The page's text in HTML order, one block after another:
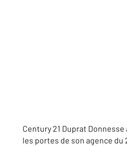
Century 21 Duprat
les portes de son agence du